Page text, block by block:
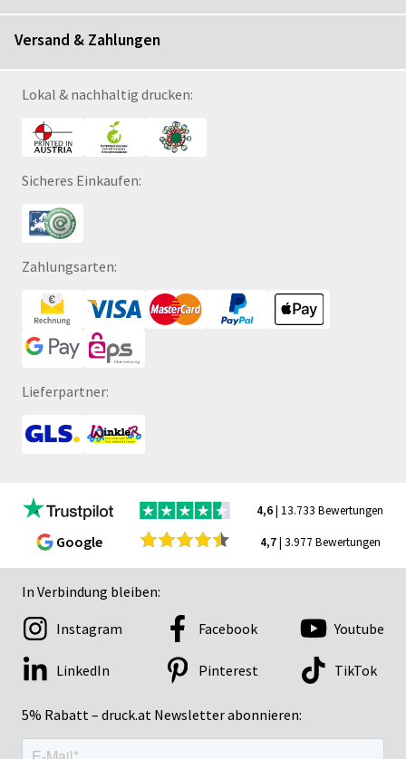
Versand & Zahlungen
Lokal & nachhaltig drucken:
Sicheres Einkaufen:
Zahlungsarten:
Lieferpartner:
4,6| 13.733 Bewertungen
Google 4,7| 3.977 Bewertungen
In Verbindung bleiben:
5% Rabatt – druck.at Newsletter abonnieren:
Instagram Facebook Youtube
LinkedIn Pinterest TikTok